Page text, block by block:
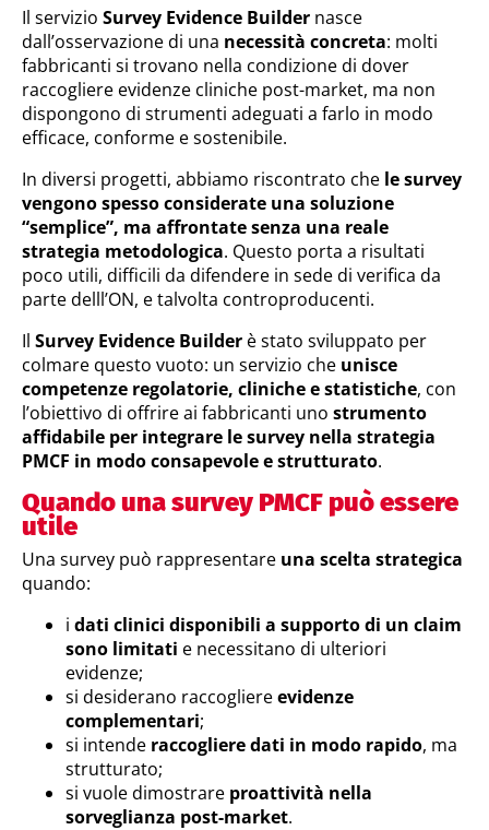
Il servizio Survey Evidence Builder nasce
dall’osservazione di una necessità concreta: molti
fabbricanti si trovano nella condizione di dover
raccogliere evidenze cliniche post-market, ma non
dispongono di strumenti adeguati a farlo in modo
efficace, conforme e sostenibile.
In diversi progetti, abbiamo riscontrato che le survey
vengono spesso considerate una soluzione
“semplice”, ma affrontate senza una reale
strategia metodologica. Questo porta a risultati
poco utili, difficili da difendere in sede di verifica da
parte delll’ON, e talvolta controproducenti.
Il Survey Evidence Builder è stato sviluppato per
colmare questo vuoto: un servizio che unisce
competenze regolatorie, cliniche e statistiche, con
l’obiettivo di offrire ai fabbricanti uno strumento
affidabile per integrare le survey nella strategia
PMCF in modo consapevole e strutturato.
Quando una survey PMCF può essere
utile
Una survey può rappresentare una scelta strategica
quando:
i dati clinici disponibili a supporto di un claim
sono limitati e necessitano di ulteriori
evidenze;
si desiderano raccogliereevidenze
complementari;
si intende raccogliere dati in modo rapido, ma
strutturato;
si vuole dimostrare proattività nella
sorveglianza post-market.